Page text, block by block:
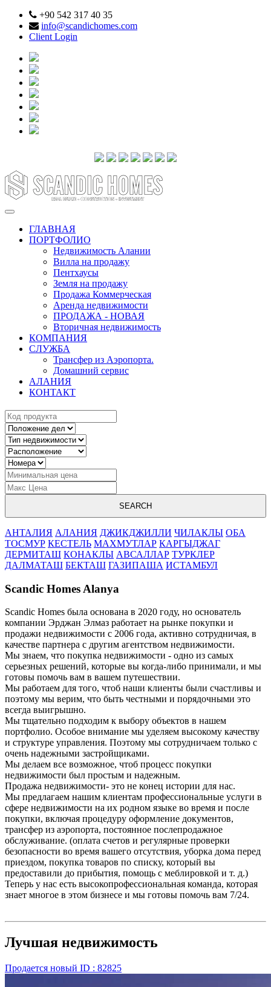
+90 542 317 40 35
info@scandichomes.com
Client Login
ГЛАВНАЯ
ПОРТФОЛИО
Недвижимость Алании
Вилла на продажу
Пентхаусы
Земля на продажу
Продажа Коммерческая
Аренда недвижимости
ПРОДАЖА - НОВАЯ
Вторичная недвижимость
КОМПАНИЯ
СЛУЖБА
Трансфер из Аэропорта.
Домашний сервис
АЛАНИЯ
КОНТАКТ
SEARCH
АНТАЛИЯ АЛАНИЯ ДЖИКДЖИЛЛИ ЧИЛАКЛЫ ОБА
ТОСМУР КЕСТЕЛЬ МАХМУТЛАР КАРГЫДЖАГ
ДЕРМИТАШ КОНАКЛЫ АВСАЛЛАР ТУРКЛЕР
ДАЛМАТАШ БЕКТАШ ГАЗИПАША ИСТАМБУЛ
Scandic Homes Alanya
Scandic Homes была основана в 2020 году, но основатель
компании Эрджан Элмаз работает на рынке покупки и
продажи недвижимости с 2006 года, активно сотрудничая, в
качестве партнера с другим агентством недвижимости.
Мы знаем, что покупка недвижимости - одно из самых
серьезных решений, которые вы когда-либо принимали, и мы
готовы помочь вам в вашем путешествии.
Мы работаем для того, чтоб наши клиенты были счастливы и
поэтому мы верим, что быть честными и порядочными это
всегда выигрышно.
Мы тщательно подходим к выбору объектов в нашем
портфолио. Особое внимание мы уделяем высокому качеству
и структуре управления. Поэтому мы сотрудничаем только с
очень надежными застройщиками.
Мы делаем все возможное, чтоб процесс покупки
недвижимости был простым и надежным.
Продажа недвижимости- это не конец истории для нас.
Мы предлагаем нашим клиентам профессиональные услуги в
сфере недвижимости на их родном языке во время и после
покупки, включая процедуру оформление документов,
трансфер из аэропорта, постоянное послепродажное
обслуживание. (оплата счетов и регулярные проверки
безопасности во время вашего отсутствия, уборка дома перед
приездом, покупка товаров по списку, который вы
предоставили до прибытия, помощь с меблировкой и т. д.)
Теперь у нас есть высокопрофессиональная команда, которая
знает многое в этом бизнесе и мы готовы помочь вам 7/24.
Лучшая недвижимость
Продается новый ID : 82825